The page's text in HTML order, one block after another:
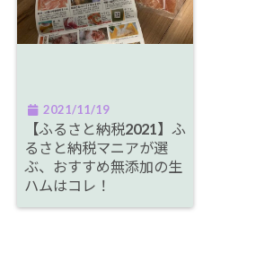
2021/11/19
【ふるさと納税2021】ふ
るさと納税マニアが選
ぶ、おすすめ無添加の生
ハムはコレ！